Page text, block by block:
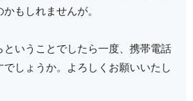
もしれませんが。
いうことでしたら一度、携帯電話
しょうか。よろしくお願いいたし